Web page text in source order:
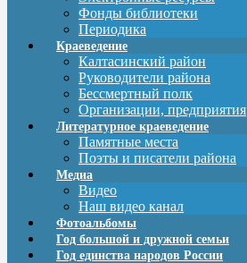
Фонды библиотеки
Периодика
Краеведение
Калтасинский район
Руководители района
Бессмертный полк
Организации, предприятия
Литературное краеведение
Памятные места
Поэты и писатели района
Медиа
Видео
Наш видео канал
Фотоальбомы
Год большой и дружной семьи
Год единства народов России